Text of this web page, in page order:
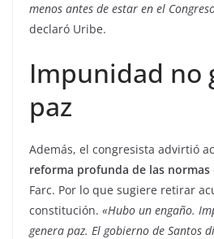
menos antes de estar en el
declaró Uribe.
Impunidad no
paz
Además, el congresista advirtió
reforma profunda de las normas
Farc. Por lo que sugiere retirar
constitución. «Hubo un engaño.
genera paz. El gobierno de Santos